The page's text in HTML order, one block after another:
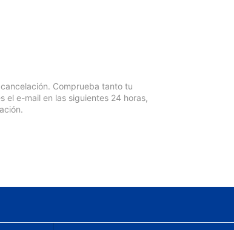
Comprueba tanto tu
el e-mail en las siguientes 24 horas,